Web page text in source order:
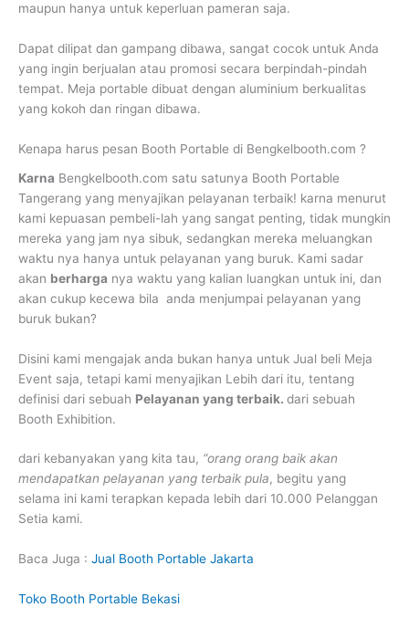
maupun hanya untuk keperluan pameran saja.
Dapat dilipat dan gampang dibawa, sangat cocok untuk Anda
yang ingin berjualan atau promosi secara berpindah-pindah
tempat. Meja portable dibuat dengan aluminium berkualitas
yang kokoh dan ringan dibawa.
Kenapa harus pesan Booth Portable di Bengkelbooth.com ?
Karna Bengkelbooth.com satu satunya Booth Portable
Tangerang yang menyajikan pelayanan terbaik! karna menurut
kami kepuasan pembeli-lah yang sangat penting, tidak mungkin
mereka yang jam nya sibuk, sedangkan mereka meluangkan
waktu nya hanya untuk pelayanan yang buruk. Kami sadar
akan berharga nya waktu yang kalian luangkan untuk ini, dan
akan cukup kecewa bila anda menjumpai pelayanan yang
buruk bukan?
Disini kami mengajak anda bukan hanya untuk Jual beli Meja
Event saja, tetapi kami menyajikan Lebih dari itu, tentang
definisi dari sebuah Pelayanan yang terbaik. dari sebuah
Booth Exhibition.
dari kebanyakan yang kita tau, “orang orang baik akan
mendapatkan pelayanan yang terbaik pula, begitu yang
selama ini kami terapkan kepada lebih dari 10.000 Pelanggan
Setia kami.
Baca Juga : Jual Booth Portable Jakarta
Toko Booth Portable Bekasi